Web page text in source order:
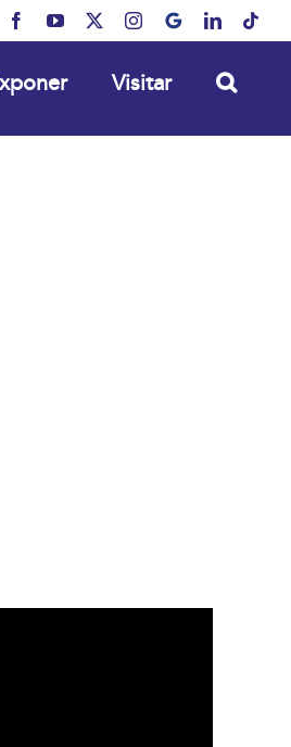
FacebookYouTube Instagram
MyBusinessLinkedIn
Visitar